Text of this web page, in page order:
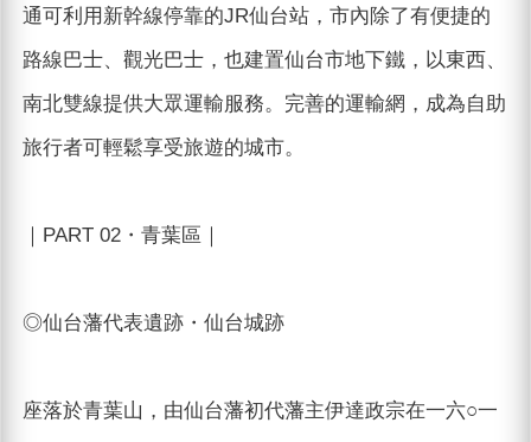
通可利用新幹線停靠的JR仙台站，市內除了有便捷的
路線巴士、觀光巴士，也建置仙台市地下鐵，以東西、
南北雙線提供大眾運輸服務。完善的運輸網，成為自助
旅行者可輕鬆享受旅遊的城市。
｜PART 02・青葉區｜
◎仙台藩代表遺跡・仙台城跡
座落於青葉山，由仙台藩初代藩主伊達政宗在一六○一